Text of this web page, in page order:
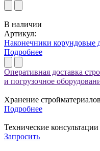
В наличии
Артикул:
Наконечники корундовые
Подробнее
Оперативная доставка
и погрузочное
Хранение
Подробнее
Технические
Запросить